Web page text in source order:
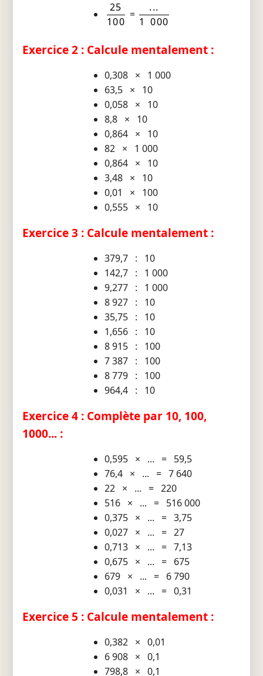
25
100
=
...
1 000
Exercice 2 : Calcule mentalement :
0,308 × 1 000
63,5 × 10
0,058 × 10
8,8 × 10
0,864 × 10
82 × 1 000
0,864 × 10
3,48 × 10
0,01 × 100
0,555 × 10
Exercice 3 : Calcule mentalement :
379,7 : 10
142,7 : 1 000
9,277 : 1 000
8 927 : 10
35,75 : 10
1,656 : 10
8 915 : 100
7 387 : 100
8 779 : 100
964,4 : 10
Exercice 4 : Complète par 10, 100,
1000... :
0,595 × ... = 59,5
76,4 × ... = 7 640
22 × ... = 220
516 × ... = 516 000
0,375 × ... = 3,75
0,027 × ... = 27
0,713 × ... = 7,13
0,675 × ... = 675
679 × ... = 6 790
0,031 × ... = 0,31
Exercice 5 : Calcule mentalement :
0,382 × 0,01
6 908 × 0,1
798,8 × 0,1